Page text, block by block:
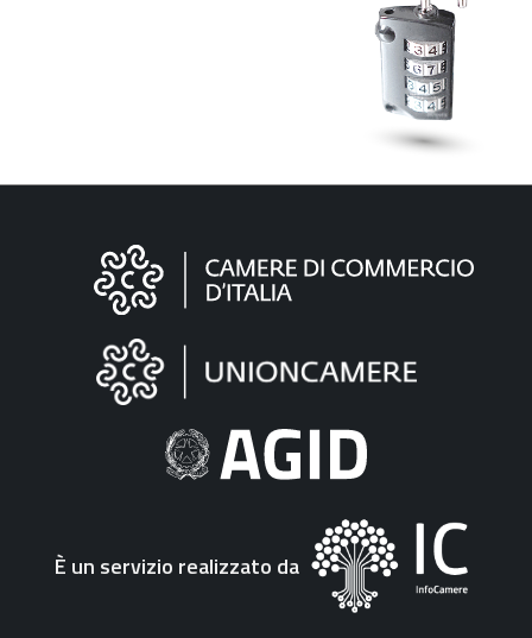
Informazioni
"Fattura
Elettronica"
È un servizio realizzato da